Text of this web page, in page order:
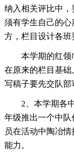
纳入相关评比中
须有学生自己的
方，栏目设计各班
本学期的红
在原来的栏目基
写稿子要先交队部
2、本学期各
年级推出一个中
员在活动中陶冶
能力。